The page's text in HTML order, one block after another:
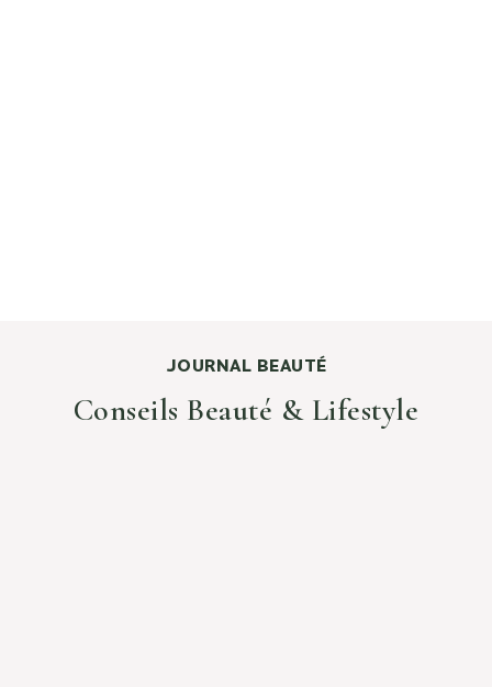
JOURNAL BEAUTÉ
Conseils Beauté & Lifestyle